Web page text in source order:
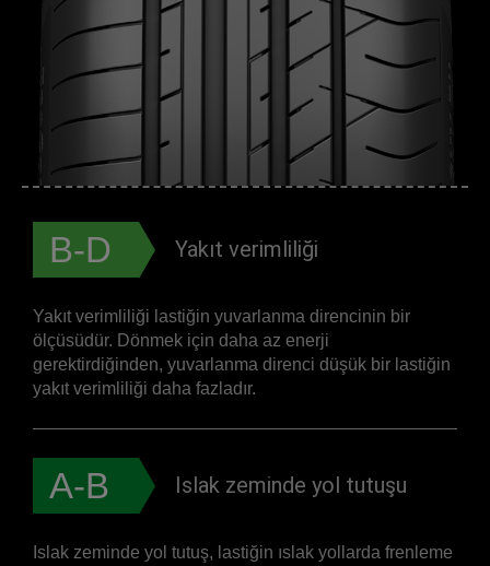
B-D Yakıt verimliliği
Yakıt verimliliği lastiğin yuvarlanma direncinin bir
ölçüsüdür. Dönmek için daha az enerji
gerektirdiğinden, yuvarlanma direnci düşük bir lastiğin
yakıt verimliliği daha fazladır.
A-B Islak zeminde yol tutuşu
Islak zeminde yol tutuş, lastiğin ıslak yollarda frenleme